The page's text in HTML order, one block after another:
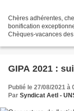
Chères adhérentes,
bonification
Chèques-vacances
GIPA 2021 :
Publié le 27/08/2021 à
Par Syndicat AetI -